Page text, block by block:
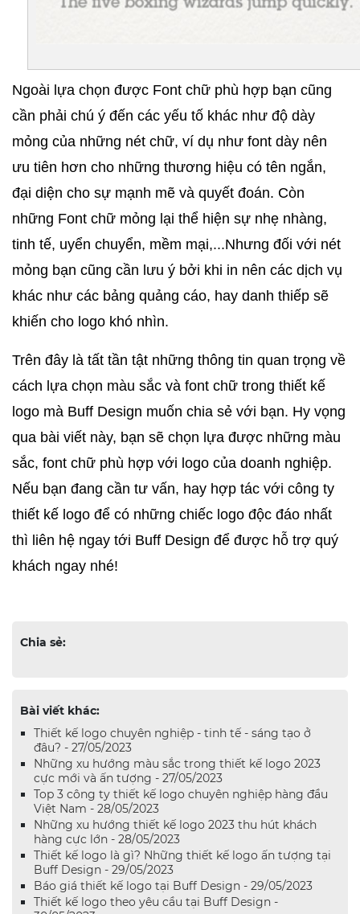
Ngoài lựa chọn được Font chữ phù hợp bạn cũng
cần phải chú ý đến các yếu tố khác như độ dày
mỏng của những nét chữ, ví dụ như font dày nên
ưu tiên hơn cho những thương hiệu có tên ngắn,
đại diện cho sự mạnh mẽ và quyết đoán. Còn
những Font chữ mỏng lại thể hiện sự nhẹ nhàng,
tinh tế, uyển chuyển, mềm mại,...Nhưng đối với nét
mỏng bạn cũng cần lưu ý bởi khi in nên các dịch vụ
khác như các bảng quảng cáo, hay danh thiếp sẽ
khiến cho logo khó nhìn.
Trên đây là tất tần tật những thông tin quan trọng về
cách lựa chọn màu sắc và font chữ trong thiết kế
logo mà Buff Design muốn chia sẻ với bạn. Hy vọng
qua bài viết này, bạn sẽ chọn lựa được những màu
sắc, font chữ phù hợp với logo của doanh nghiệp.
Nếu bạn đang cần tư vấn, hay hợp tác với công ty
thiết kế logo để có những chiếc logo độc đáo nhất
thì liên hệ ngay tới Buff Design để được hỗ trợ quý
khách ngay nhé!
Chia sẻ:
Bài viết khác:
Thiết kế logo chuyên nghiệp - tinh tế - sáng tạo ở
đâu? - 27/05/2023
Những xu hướng màu sắc trong thiết kế logo 2023
cực mới và ấn tượng - 27/05/2023
Top 3 công ty thiết kế logo chuyên nghiệp hàng đầu
Việt Nam - 28/05/2023
Những xu hướng thiết kế logo 2023 thu hút khách
hàng cực lớn - 28/05/2023
Thiết kế logo là gì? Những thiết kế logo ấn tượng tại
Buff Design - 29/05/2023
Báo giá thiết kế logo tại Buff Design - 29/05/2023
Thiết kế logo theo yêu cầu tại Buff Design -